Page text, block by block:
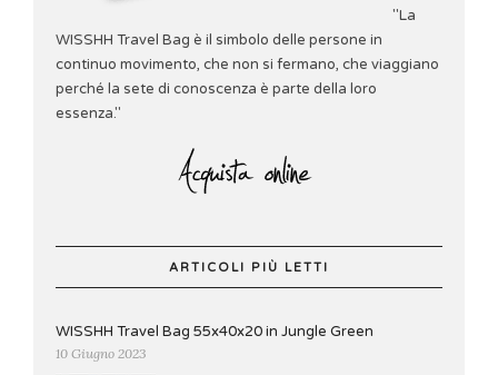
"La
WISSHH Travel Bag è il simbolo delle persone in
continuo movimento, che non si fermano, che viaggiano
perché la sete di conoscenza è parte della loro
essenza."
ARTICOLI PIÙ LETTI
WISSHH Travel Bag 55x40x20 in Jungle Green
10 Giugno 2023